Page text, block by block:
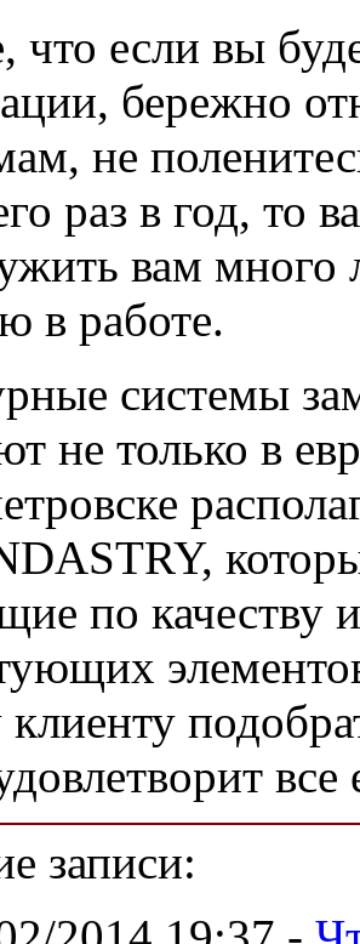
что если вы
бережно
не
раз в год, то
вам много
в работе.
системы
не только в
по
записи: